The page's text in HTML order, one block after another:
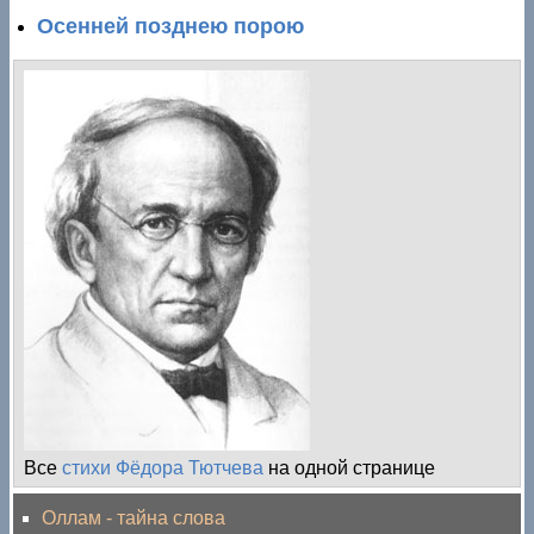
Осенней позднею порою
Всестихи Фёдора Тютчева на одной странице
Оллам - тайна слова